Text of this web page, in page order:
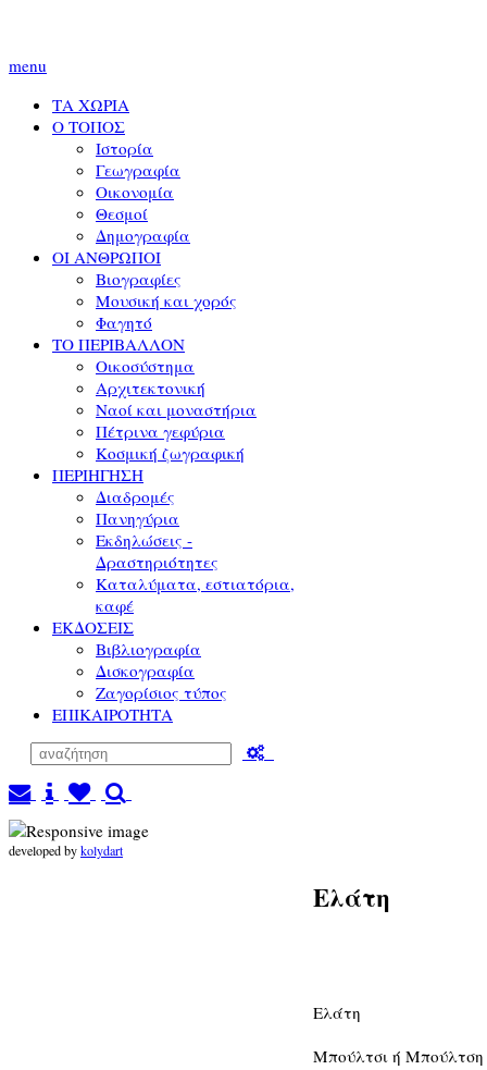
menu
ΤΑ ΧΩΡΙΑ
Ο ΤΟΠΟΣ
Ιστορία
Γεωγραφία
Οικονομία
Θεσμοί
Δημογραφία
ΟΙ ΑΝΘΡΩΠΟΙ
Βιογραφίες
Μουσική και χορός
Φαγητό
ΤΟ ΠΕΡΙΒΑΛΛΟΝ
Οικοσύστημα
Αρχιτεκτονική
Ναοί και μοναστήρια
Πέτρινα γεφύρια
Κοσμική ζωγραφική
ΠΕΡΙΗΓΗΣΗ
Διαδρομές
Πανηγύρια
Εκδηλώσεις -
Δραστηριότητες
Καταλύματα, εστιατόρια,
καφέ
ΕΚΔΟΣΕΙΣ
Βιβλιογραφία
Δισκογραφία
Ζαγορίσιος τύπος
ΕΠΙΚΑΙΡΟΤΗΤΑ
developed bykolydart
Ελάτη
Ελάτη
Μπούλτσι ή Μπούλτση